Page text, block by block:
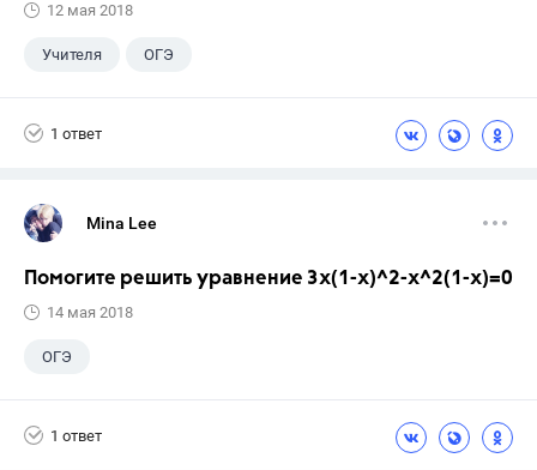
12 мая 2018
Учителя ОГЭ
1 ответ
Mina Lee
Помогите решить уравнение 3x(1-x)^2-x^2(1-x)=0
14 мая 2018
ОГЭ
1 ответ